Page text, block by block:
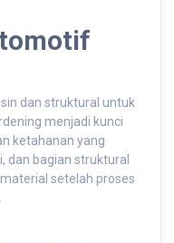
dan struktural untuk
menjadi kunci
ketahanan yang
dan bagian struktural
setelah proses